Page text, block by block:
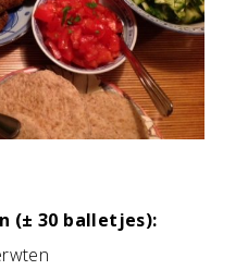
(± 30 balletjes):